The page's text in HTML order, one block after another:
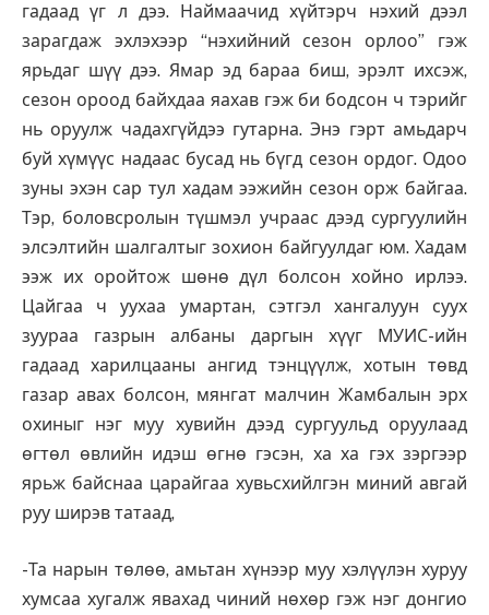
гадаад үг л дээ. Наймаачид хүйтэрч нэхий дээл
зарагдаж эхлэхээр “нэхийний сезон орлоо” гэж
ярьдаг шүү дээ. Ямар эд бараа биш, эрэлт ихсэж,
сезон ороод байхдаа яахав гэж би бодсон ч тэрийг
нь оруулж чадахгүйдээ гутарна. Энэ гэрт амьдарч
буй хүмүүс надаас бусад нь бүгд сезон ордог. Одоо
зуны эхэн сар тул хадам ээжийн сезон орж байгаа.
Тэр, боловсролын түшмэл учраас дээд сургуулийн
элсэлтийн шалгалтыг зохион байгуулдаг юм. Хадам
ээж их оройтож шөнө дүл болсон хойно ирлээ.
Цайгаа ч уухаа умартан, сэтгэл хангалуун суух
зуураа газрын албаны даргын хүүг МУИС-ийн
гадаад харилцааны ангид тэнцүүлж, хотын төвд
газар авах болсон, мянгат малчин Жамбалын эрх
охиныг нэг муу хувийн дээд сургуульд оруулаад
өгтөл өвлийн идэш өгнө гэсэн, ха ха гэх зэргээр
ярьж байснаа царайгаа хувьсхийлгэн миний авгай
руу ширэв татаад,
-Та нарын төлөө, амьтан хүнээр муу хэлүүлэн хуруу
хумсаа хугалж явахад чиний нөхөр гэж нэг донгио